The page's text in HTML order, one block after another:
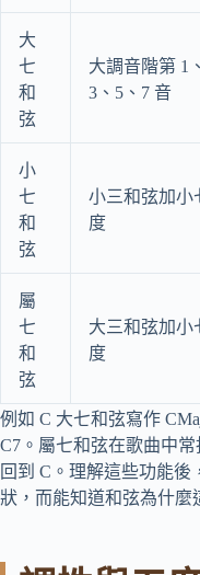
大
七
和
弦
大調音階第 1、
3、5、7 音
小
七
和
弦
小三和弦加小
度
屬
七
和
弦
大三和弦加小
度
例如 C 大七和弦寫作
C7。屬七和弦在歌曲中
回到 C。理解這些功能
狀，而能知道和弦為什麼